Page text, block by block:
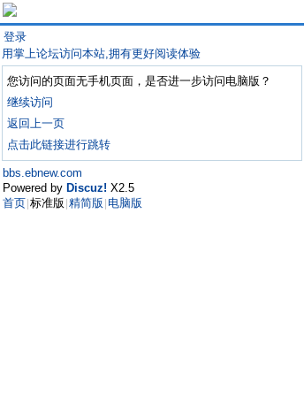
登录
用掌上论坛访问本站,拥有更好阅读体验
您访问的页面无手机页面，是否进一步访问电脑版？
继续访问
返回上一页
点击此链接进行跳转
bbs.ebnew.com
Powered by Discuz! X2.5
首页 标准版 精简版 电脑版